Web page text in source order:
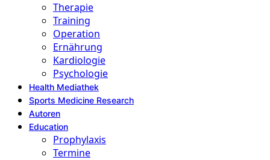
Therapie
Training
Operation
Ernährung
Kardiologie
Psychologie
Health Mediathek
Sports Medicine Research
Autoren
Education
Prophylaxis
Termine